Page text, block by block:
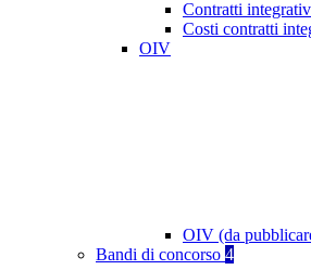
Contratti
Costi contratti
OIV
OIV (da
Bandi di concorso 4